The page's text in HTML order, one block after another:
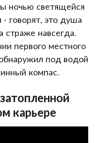
ночью светящейся
говорят, это душа
страже навсегда.
первого местного
под водой
компас.
карьере